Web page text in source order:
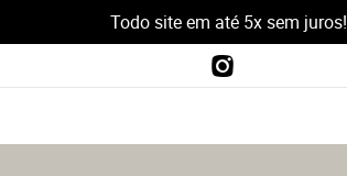
Todo site em até 5x sem juros!